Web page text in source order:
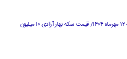
قیمت جدید طلا و سکه ۱۲ مهرماه ۱۴۰۴/ قیمت سکه بهار آزادی ۱۰ میلیون